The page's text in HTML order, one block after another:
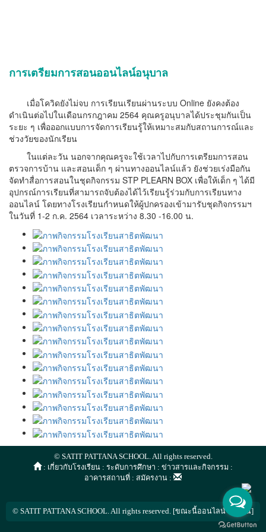
การเตรียมการสอนออนไลน์อนุบาล
เมื่อโควิดยังไม่จบ การเรียนเรียนผ่านระบบ Online ยังคงต้อง
ดำเนินต่อไปในเดือนกรกฎาคม 2564 คุณครูอนุบาลได้ประชุมกันเป็น
ระยะ ๆ เพื่อออกแบบการจัดการเรียนรู้ให้เหมาะสมกับสถานการณ์และ
ช่วงวัยของนักเรียน
ในแต่ละวัน นอกจากคุณครูจะใช้เวลาไปกับการเตรียมการสอน
ตรวจการบ้าน และสอนเด็ก ๆ ผ่านทางออนไลน์แล้ว ยังช่วยเร่งมือกัน
จัดทำสื่อการสอนในชุดกิจกรรม STP PLEARN BOX เพื่อให้เด็ก ๆ ได้มี
อุปกรณ์การเรียนที่สามารถจับต้องได้ไว้เรียนรู้ร่วมกับการเรียนทาง
ออนไลน์ โดยทางโรงเรียนกำหนดให้ผู้ปกครองเข้ามารับชุดกิจกรรมฯ
ในวันที่ 1-2 ก.ค. 2564 เวลาระหว่าง 8.30 -16.00 น.
© SATIT PATTANA SCHOOL. All rights reserved.
: เกี่ยวกับโรงเรียน : ระดับการศึกษา : ข่าวสารและกิจกรรม :
อาคารสถานที่ : สมัครงาน :
© SATIT PATTANA SCHOOL. All rights reserved. [ขณะนี้ออนไลน์ 6 ท่าน]